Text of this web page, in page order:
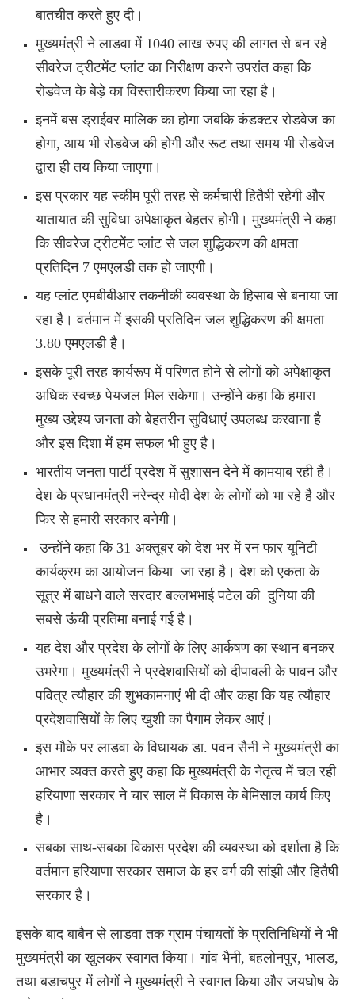
बातचीत करते हुए दी।
मुख्यमंत्री ने लाडवा में 1040 लाख रुपए की लागत से बन रहे
सीवरेज ट्रीटमेंट प्लांट का निरीक्षण करने उपरांत कहा कि
रोडवेज के बेड़े का विस्तारीकरण किया जा रहा है।
इनमें बस ड्राईवर मालिक का होगा जबकि कंडक्टर रोडवेज का
होगा, आय भी रोडवेज की होगी और रूट तथा समय भी रोडवेज
द्वारा ही तय किया जाएगा।
इस प्रकार यह स्कीम पूरी तरह से कर्मचारी हितैषी रहेगी और
यातायात की सुविधा अपेक्षाकृत बेहतर होगी।मुख्यमंत्री ने कहा
कि सीवरेज ट्रीटमेंट प्लांट से जल शुद्धिकरण की क्षमता
प्रतिदिन 7 एमएलडी तक हो जाएगी।
यह प्लांट एमबीबीआर तकनीकी व्यवस्था के हिसाब से बनाया जा
रहा है। वर्तमान में इसकी प्रतिदिन जल शुद्धिकरण की क्षमता
3.80 एमएलडी है।
इसके पूरी तरह कार्यरूप में परिणत होने से लोगों को अपेक्षाकृत
अधिक स्वच्छ पेयजल मिल सकेगा।उन्होंने कहा कि हमारा
मुख्य उद्देश्य जनता को बेहतरीन सुविधाएं उपलब्ध करवाना है
और इस दिशा में हम सफल भी हुए है।
भारतीय जनता पार्टी प्रदेश में सुशासन देने में कामयाब रही है।
देश के प्रधानमंत्री नरेन्द्र मोदी देश के लोगों को भा रहे है और
फिर से हमारी सरकार बनेगी।
उन्होंने कहा कि 31 अक्तूबर को देश भर में रन फार यूनिटी
कार्यक्रम का आयोजन किया जा रहा है। देश को एकता के
सूत्र में बाधने वाले सरदार बल्लभभाई पटेल की दुनिया की
सबसे ऊंची प्रतिमा बनाई गई है।
यह देश और प्रदेश के लोगों के लिए आर्कषण का स्थान बनकर
उभरेगा।मुख्यमंत्री ने प्रदेशवासियों को दीपावली के पावन और
पवित्र त्यौहार की शुभकामनाएं भी दी और कहा कि यह त्यौहार
प्रदेशवासियों के लिए खुशी का पैगाम लेकर आएं।
इस मौके पर लाडवा के विधायक डा. पवन सैनी ने मुख्यमंत्री का
आभार व्यक्त करते हुए कहा कि मुख्यमंत्री के नेतृत्व में चल रही
हरियाणा सरकार ने चार साल में विकास के बेमिसाल कार्य किए
है।
सबका साथ-सबका विकास प्रदेश की व्यवस्था को दर्शाता है कि
वर्तमान हरियाणा सरकार समाज के हर वर्ग की सांझी और हितैषी
सरकार है।
इसके बाद बाबैन से लाडवा तक ग्राम पंचायतों के प्रतिनिधियों ने भी
मुख्यमंत्री का खुलकर स्वागत किया। गांव भैनी, बहलोनपुर, भालड,
तथा बडाचपुर में लोगों ने मुख्यमंत्री ने स्वागत किया और जयघोष के